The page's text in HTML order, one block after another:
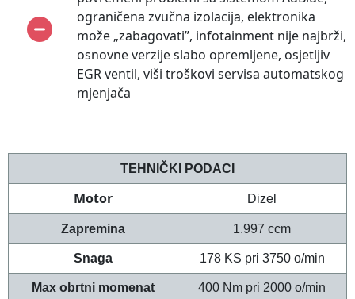
ograničena zvučna izolacija, elektronika
može „zabagovati”, infotainment nije najbrži,
osnovne verzije slabo opremljene, osjetljiv
EGR ventil, viši troškovi servisa automatskog
mjenjača
TEHNIČKI PODACI
Motor Dizel
Zapremina 1.997 ccm
Snaga 178 KS pri 3750 o/min
Max obrtni momenat 400 Nm pri 2000 o/min